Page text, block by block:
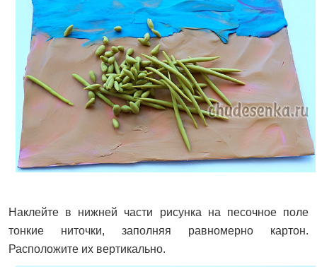
Наклейте в нижней части рисунка на песочное поле
тонкие ниточки, заполняя равномерно картон.
Расположите их вертикально.